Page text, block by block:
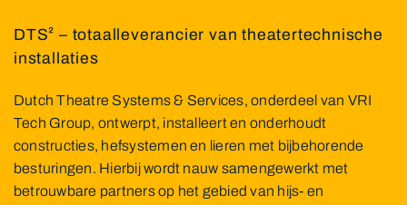
DTS² – totaalleverancier van theatertechnische
installaties
Dutch Theatre Systems & Services, onderdeel van VRI
Tech Group, ontwerpt, installeert en onderhoudt
constructies, hefsystemen en lieren met bijbehorende
besturingen. Hierbij wordt nauw samengewerkt met
betrouwbare partners op het gebied van hijs- en